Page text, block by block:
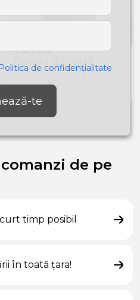
Carpisa
Geantă din textil
BTB31904942 Black
759lei
de pe
timp posibil
în toată țara!
Politica de confidențialitate
te